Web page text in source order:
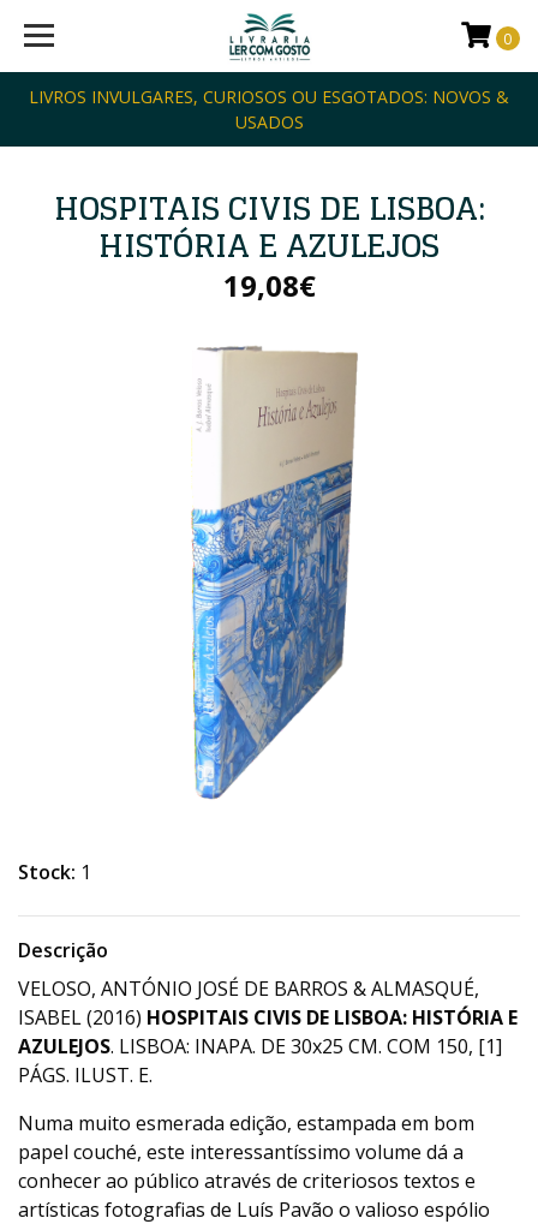
LIVROS INVULGARES, CURIOSOS OU ESGOTADOS: NOVOS &
USADOS
0
HOSPITAIS CIVIS DE LISBOA:
HISTÓRIA E AZULEJOS
19,08€
Stock: 1
Descrição
VELOSO, ANTÓNIO JOSÉ DE BARROS & ALMASQUÉ,
ISABEL (2016) HOSPITAIS CIVIS DE LISBOA: HISTÓRIA E
AZULEJOS. LISBOA: INAPA. DE 30x25 CM. COM 150, [1]
PÁGS. ILUST. E.
Numa muito esmerada edição, estampada em bom
papel couché, este interessantíssimo volume dá a
conhecer ao público através de criteriosos textos e
artísticas fotografias de Luís Pavão o valioso espólio